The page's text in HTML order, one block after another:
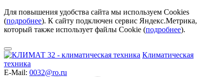
Для повышения удобства сайта мы используем Cookies
(подробнее). К сайту подключен сервис Яндекс.Метрика,
который также использует файлы Cookie (подробнее).
Климатическая
техника
E-Mail: 0032@ro.ru